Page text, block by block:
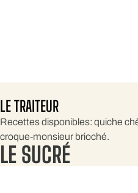
LE TRAITEUR
Recettes disponibles: quiche
croque-monsieur brioché.
LE SUCRÉ